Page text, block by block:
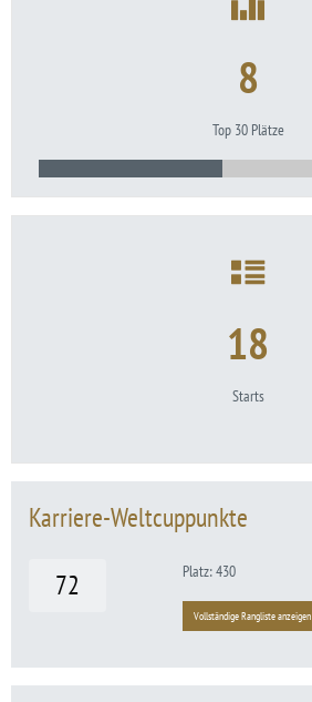
8
Top 30 Plätze
18
Starts
Karriere-Weltcuppunkte
72
Platz: 430
Vollständige Rangliste anzeigen